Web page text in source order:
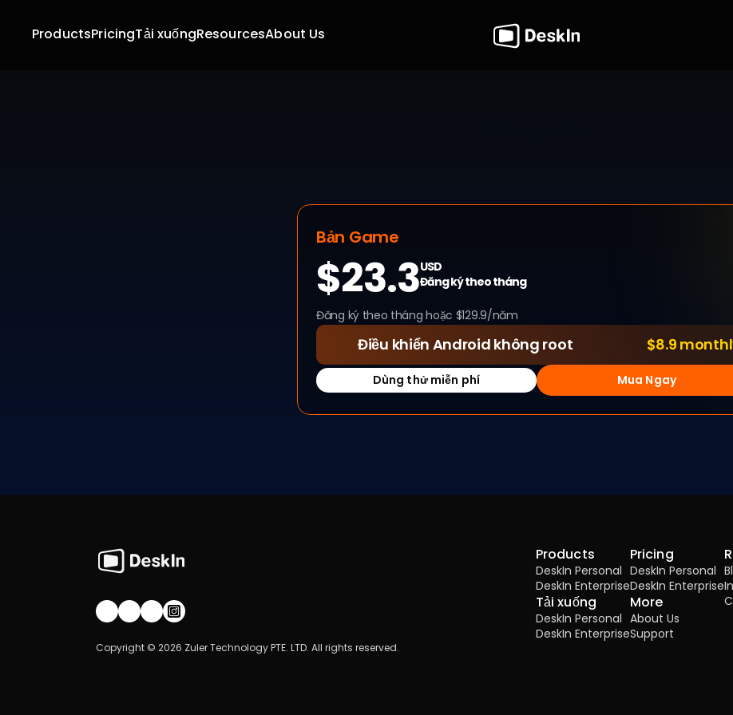
$23.3USD
Đăng ký theo tháng
Đăng ký theo tháng hoặc $129.9/năm
Bản Game
Điều khiển Android không root $8.9
Dùng thử miễn phí Mua Ngay
Join our community!
Products
DeskIn Personal
DeskIn Enterprise
Tải xuống
DeskIn Personal
DeskIn Enterprise
Pricing
DeskIn Personal
DeskIn Enterprise
More
About Us
Support
Copyright © 2026 Zuler Technology PTE. LTD. All rights reserved.
ProductsPricing Resources
Tải xuống About Us